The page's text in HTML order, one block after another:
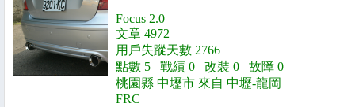
Focus 2.0
文章 4972
用戶失蹤天數 2766
點數 5 戰績 0 改裝 0 故障 0
桃園縣 中壢市 來自 中壢-龍岡
FRC